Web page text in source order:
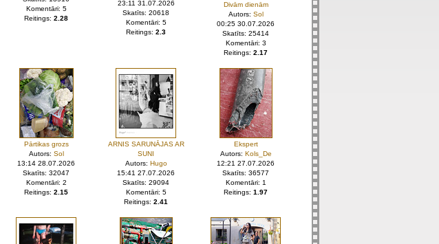
Komentāri: 5
Reitings: 2.28
23:11 31.07.2026
Skatīts: 20618
Komentāri: 5
Reitings: 2.3
Divām dienām
Autors: Sol
00:25 30.07.2026
Skatīts: 25414
Komentāri: 3
Reitings: 2.17
Pārtikas grozs
Autors: Sol
13:14 28.07.2026
Skatīts: 32047
Komentāri: 2
Reitings: 2.15
ARNIS SARUNĀJAS AR
SUNI
Autors: Hugo
15:41 27.07.2026
Skatīts: 29094
Komentāri: 5
Reitings: 2.41
Ekspert
Autors: Kols_De
12:21 27.07.2026
Skatīts: 36577
Komentāri: 1
Reitings: 1.97